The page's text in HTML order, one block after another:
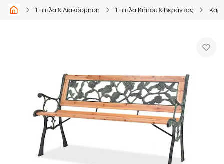
Έπιπλα & Διακόσμηση Έπιπλα Κήπου & Βεράντας